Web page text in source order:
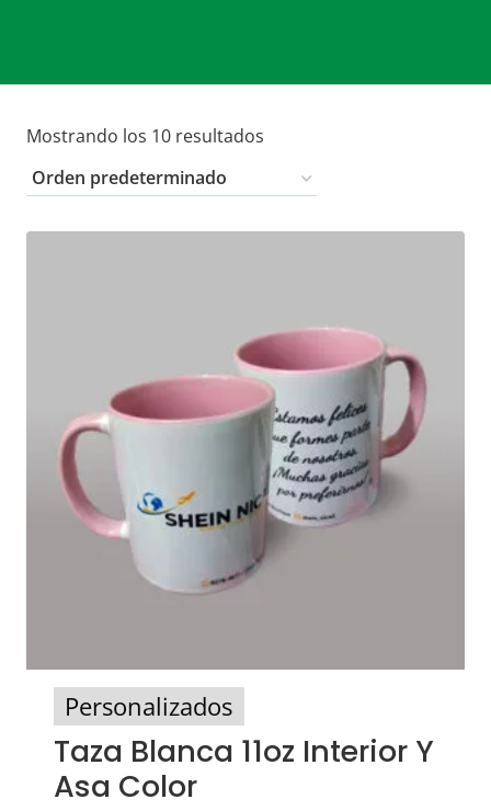
Mostrando los 10 resultados
Personalizados
Taza Blanca 11oz Interior Y
Asa Color